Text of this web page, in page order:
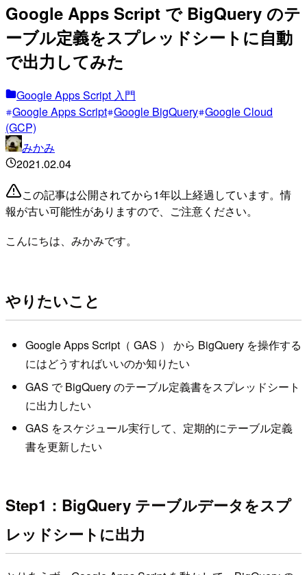
Google Apps Script で BigQuery のテ
ーブル定義をスプレッドシートに自動
で出力してみた
Google Apps Script 入門
Google Apps Script Google BigQuery Google Cloud
(GCP)
みかみ
2021.02.04
この記事は公開されてから1年以上経過しています。情
報が古い可能性がありますので、ご注意ください。
こんにちは、みかみです。
やりたいこと
Google Apps Script（ GAS ） から BigQuery を操作する
にはどうすればいいのか知りたい
GAS で BigQuery のテーブル定義書をスプレッドシート
に出力したい
GAS をスケジュール実行して、定期的にテーブル定義
書を更新したい
Step1：BigQuery テーブルデータをスプ
レッドシートに出力